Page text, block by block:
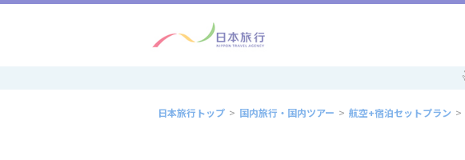
日本旅行トップ > 国内旅行・国内ツアー > 航空+宿泊セットプラン >